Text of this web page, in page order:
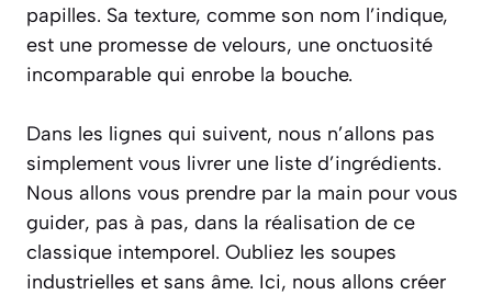
papilles. Sa texture, comme son nom l’indique,
est une promesse de velours, une onctuosité
incomparable qui enrobe la bouche.
Dans les lignes qui suivent, nous n’allons pas
simplement vous livrer une liste d’ingrédients.
Nous allons vous prendre par la main pour vous
guider, pas à pas, dans la réalisation de ce
classique intemporel. Oubliez les soupes
industrielles et sans âme. Ici, nous allons créer